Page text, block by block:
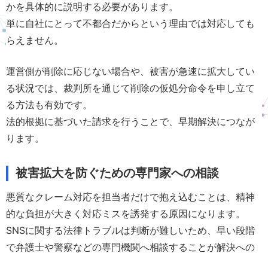
かを具体的に説明する必要があります。
単に自社にとって不都合だからという理由では対応しても
らえません。
運営側が削除に応じない場合や、被害が急速に拡大してい
る状況では、裁判所を通じて削除の仮処分命令を申し立て
る方法も有効です。
法的根拠に基づいた請求を行うことで、早期解決につなが
ります。
被害拡大を防ぐための専門家への相談
悪質なクレーム対応を担当者だけで抱え込むことは、精神
的な負担が大きく対応ミスを誘発する原因になります。
SNSに関する法律トラブルは判断が難しいため、早い段階
で弁護士や警察などの専門機関へ相談することが解決への